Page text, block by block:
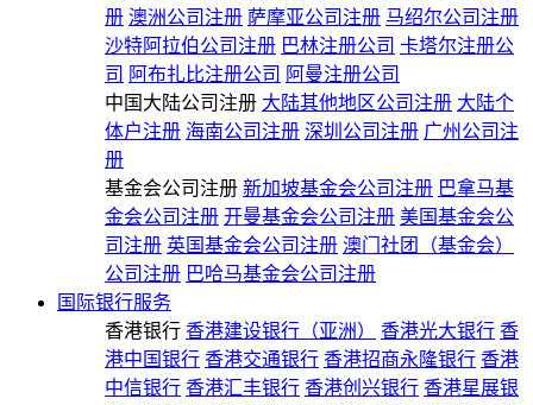
册 澳洲公司注册 萨摩亚公司注册 马绍尔公司注册
沙特阿拉伯公司注册 巴林注册公司 卡塔尔注册公
司 阿布扎比注册公司 阿曼注册公司
中国大陆公司注册 大陆其他地区公司注册 大陆个
体户注册 海南公司注册 深圳公司注册 广州公司注
册
基金会公司注册 新加坡基金会公司注册 巴拿马基
金会公司注册 开曼基金会公司注册 美国基金会公
司注册 英国基金会公司注册 澳门社团（基金会）
公司注册 巴哈马基金会公司注册
国际银行服务
香港银行 香港建设银行（亚洲） 香港光大银行 香
港中国银行 香港交通银行 香港招商永隆银行 香港
中信银行 香港汇丰银行 香港创兴银行 香港星展银